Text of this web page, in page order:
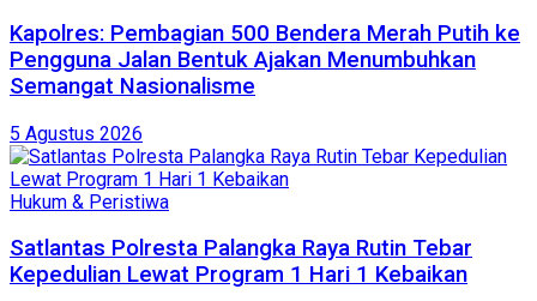
Kapolres: Pembagian 500 Bendera Merah Putih ke
Pengguna Jalan Bentuk Ajakan Menumbuhkan
Semangat Nasionalisme
5 Agustus 2026
Hukum & Peristiwa
Satlantas Polresta Palangka Raya Rutin Tebar
Kepedulian Lewat Program 1 Hari 1 Kebaikan